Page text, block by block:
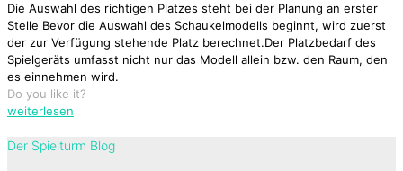
Die Auswahl des richtigen Platzes steht bei der Planung an erster
Stelle Bevor die Auswahl des Schaukelmodells beginnt, wird zuerst
der zur Verfügung stehende Platz berechnet.Der Platzbedarf des
Spielgeräts umfasst nicht nur das Modell allein bzw. den Raum, den
es einnehmen wird.
Do you like it?
weiterlesen
Der Spielturm Blog